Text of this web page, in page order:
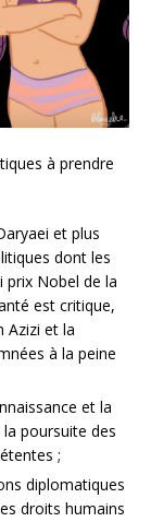
à prendre
et plus
dont les
Nobel de la
est critique,
Azizi et la
à la peine
et la
poursuite des
;
diplomatiques
droits humains